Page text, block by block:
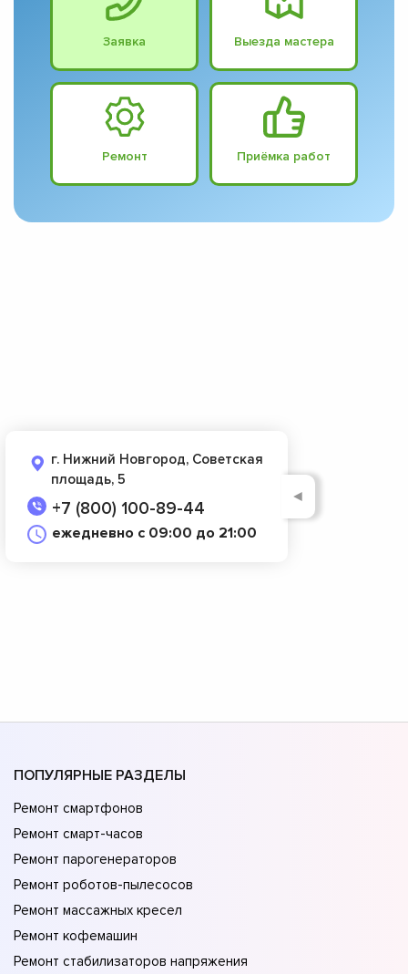
Заявка Выезда мастера
Ремонт Приёмка работ
г. Нижний Новгород, Советская
площадь, 5
+7 (800) 100-89-44
ежедневно с 09:00 до 21:00
◄
ПОПУЛЯРНЫЕ РАЗДЕЛЫ
Ремонт смартфонов
Ремонт смарт-часов
Ремонт парогенераторов
Ремонт роботов-пылесосов
Ремонт массажных кресел
Ремонт кофемашин
Ремонт стабилизаторов напряжения